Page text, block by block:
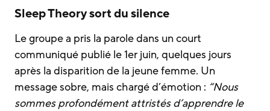
Sleep Theory sort du silence
Le groupe a pris la parole dans un court
communiqué publié le 1er juin, quelques jours
après la disparition de la jeune femme. Un
message sobre, mais chargé d’émotion : “Nous
sommes profondément attristés d’apprendre le